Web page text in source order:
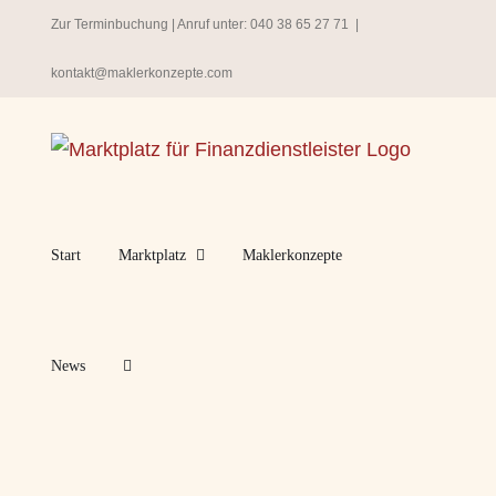
springen
Zur Terminbuchung | Anruf unter: 040 38 65 27 71
kontakt@maklerkonzepte.com
Start Marktplatz Maklerkonzepte
News